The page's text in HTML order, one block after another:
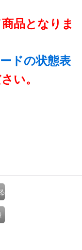
品となりま
ドの状態表
い。